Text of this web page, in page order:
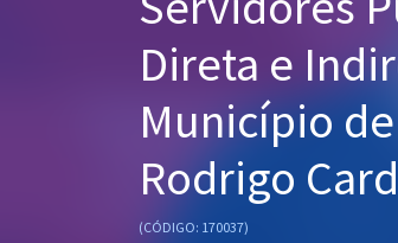
Direta e
Município
Rodrigo
(CÓDIGO: 170037)